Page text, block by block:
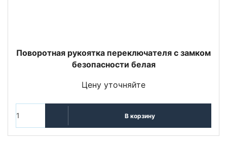
Поворотная рукоятка переключателя с замком
безопасности белая
Цену уточняйте
В корзину